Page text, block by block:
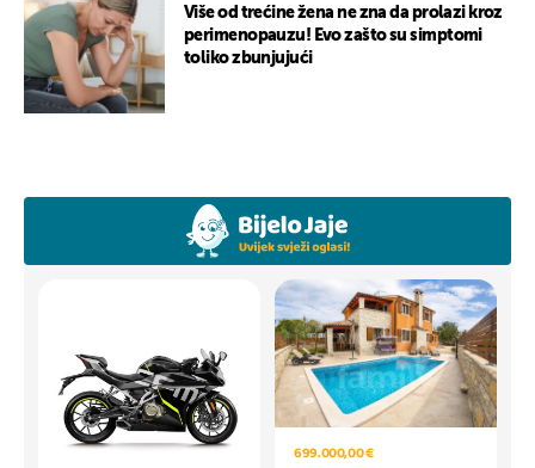
Više od trećine žena ne zna da prolazi kroz
perimenopauzu! Evo zašto su simptomi
toliko zbunjujući
699.000,00 €